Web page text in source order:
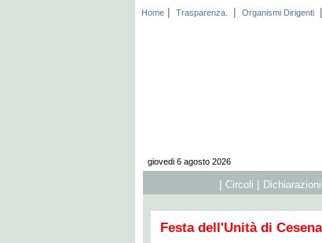
Home | Trasparenza. | Organismi Dirigenti |
giovedi 6 agosto 2026
| Circoli | Dichiarazioni
Festa dell'Unità di